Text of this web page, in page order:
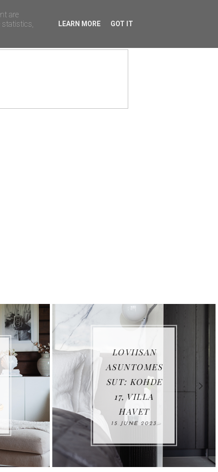
LOVIISAN
ASUNTOMES
SUT: KOHDE
17, VILLA
HAVET
15 JUNE 2023
are
statistics,
LEARN MORE GOT IT